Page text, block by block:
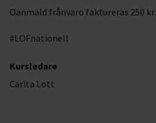
Oanmäld frånvaro faktureras 250 kr.
#LOFnationell
Kursledare
Carita Lott